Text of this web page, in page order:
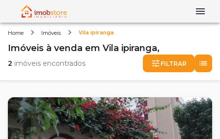
Home Imóveis Vila ipiranga
Imóveis à venda em Vila ipiranga,
2 imóveis encontrados FILTRAR